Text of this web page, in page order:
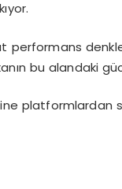
performans
bu alandaki
platformlardan